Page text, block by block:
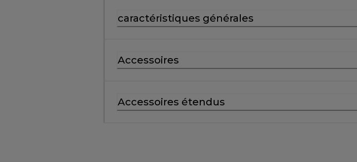
caractéristiques générales
Accessoires
Accessoires étendus